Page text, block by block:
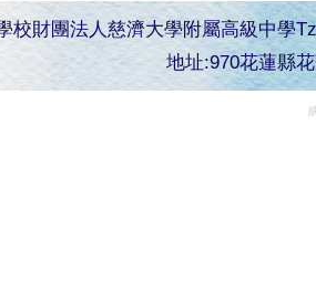
校財團法人慈濟大學附屬高級中學
地址:970花蓮縣